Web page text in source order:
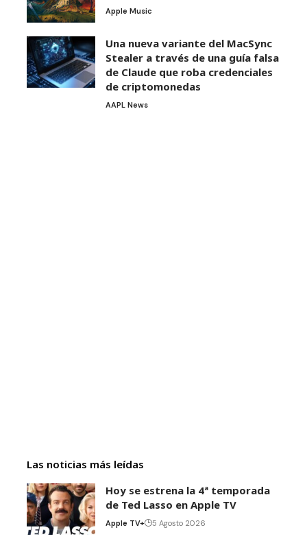
Apple Music
Una nueva variante del MacSync
Stealer a través de una guía falsa
de Claude que roba credenciales
de criptomonedas
AAPL News
Las noticias más leídas
Hoy se estrena la 4ª temporada
de Ted Lasso en Apple TV
Apple TV+ 5 Agosto 2026